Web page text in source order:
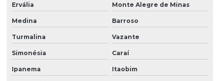
Ervália Monte Alegre de Minas
Medina Barroso
Turmalina Vazante
Simonésia Caraí
Ipanema Itaobim